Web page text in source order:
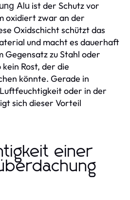
Alu ist der Schutz vor
oxidiert zwar an der
Oxidschicht schützt das
und macht es dauerhaft
Gegensatz zu Stahl oder
Rost, der die
könnte. Gerade in
oder in der
sich dieser Vorteil
einer